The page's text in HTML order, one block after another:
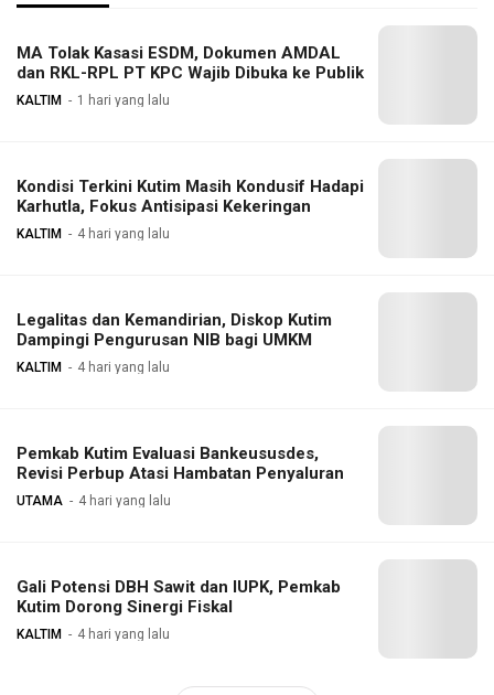
MA Tolak Kasasi ESDM, Dokumen AMDAL
dan RKL-RPL PT KPC Wajib Dibuka ke Publik
KALTIM 1 hari yang lalu
Kondisi Terkini Kutim Masih Kondusif Hadapi
Karhutla, Fokus Antisipasi Kekeringan
KALTIM 4 hari yang lalu
Legalitas dan Kemandirian, Diskop Kutim
Dampingi Pengurusan NIB bagi UMKM
KALTIM 4 hari yang lalu
Pemkab Kutim Evaluasi Bankeususdes,
Revisi Perbup Atasi Hambatan Penyaluran
UTAMA 4 hari yang lalu
Gali Potensi DBH Sawit dan IUPK, Pemkab
Kutim Dorong Sinergi Fiskal
KALTIM 4 hari yang lalu